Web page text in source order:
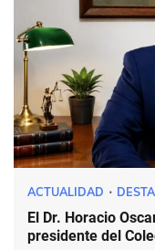
ACTUALIDAD
El Dr. Horacio
presidente del